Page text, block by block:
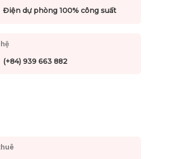
Điện dự phòng 100% công suất
(+84) 939 663 882